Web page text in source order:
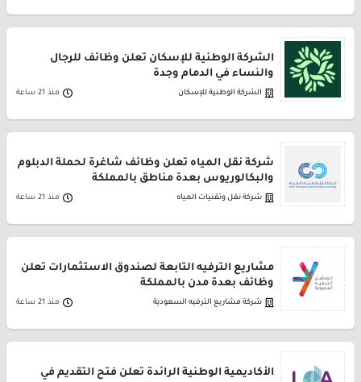
الشركة الوطنية للإسكان تعلن وظائف للرجال
والنساء في الدمام وجدة
الشركة الوطنية للإسكان منذ 21 ساعة
شركة نقل المياه تعلن وظائف شاغرة لحملة الدبلوم
والبكالوريوس بعدة مناطق بالمملكة
شركة نقل وتقنيات المياه منذ 21 ساعة
مشاريع الترفيه التابعة لصندوق الاستثمارات تعلن
وظائف بعدة مدن بالمملكة
شركة مشاريع الترفيه السعودية منذ 21 ساعة
الأكاديمية الوطنية الرائدة تعلن فتح التقديم في